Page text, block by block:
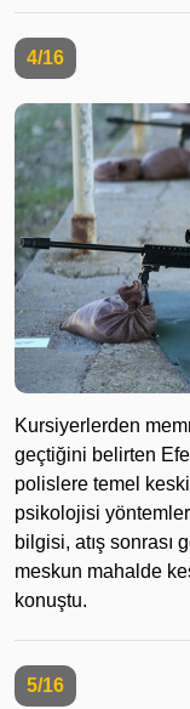
4/16
Kursiyerlerden
geçtiğini belirten
polislere temel
psikolojisi
bilgisi, atış sonrası
meskun mahalde
konuştu.
5/16